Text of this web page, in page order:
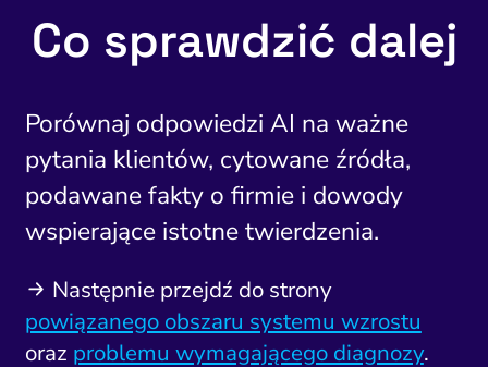
Co sprawdzić dalej
Porównaj odpowiedzi AI na ważne
pytania klientów, cytowane źródła,
podawane fakty o firmie i dowody
wspierające istotne twierdzenia.
Następnie przejdź do strony
powiązanego obszaru systemu wzrostu
oraz problemu wymagającego diagnozy.